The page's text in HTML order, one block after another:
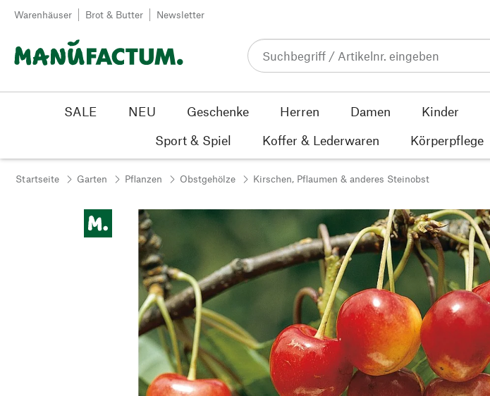
Zum Inhalt springen
Warenhäuser Brot & Butter Newsletter
SALE NEU Geschenke Herren Damen Kinder
Sport & Spiel
Koffer & Lederwaren Körperpflege
Startseite Garten Pflanzen Obstgehölze Kirschen, Pflaumen & anderes Steinobst